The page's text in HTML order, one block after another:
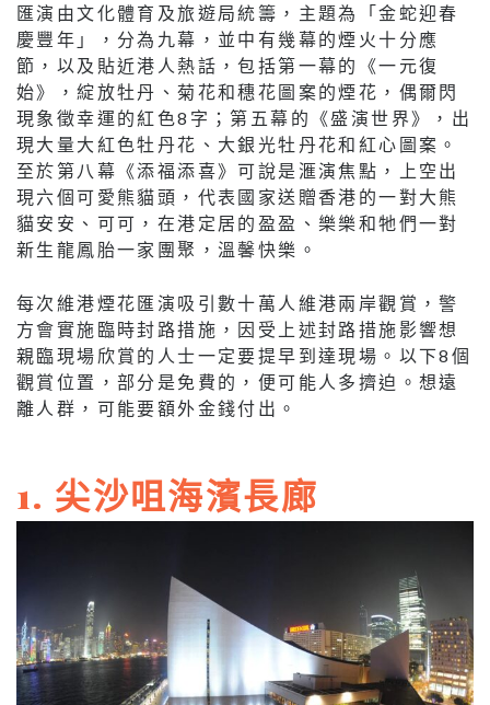
匯演由文化體育及旅遊局統籌，主題為「金蛇迎春
慶豐年」，分為九幕，並中有幾幕的煙火十分應
節，以及貼近港人熱話，包括第一幕的《一元復
始》，綻放牡丹、菊花和穗花圖案的煙花，偶爾閃
現象徵幸運的紅色8字；第五幕的《盛演世界》，出
現大量大紅色牡丹花、大銀光牡丹花和紅心圖案。
至於第八幕《添福添喜》可說是滙演焦點，上空出
現六個可愛熊貓頭，代表國家送贈香港的一對大熊
貓安安、可可，在港定居的盈盈、樂樂和牠們一對
新生龍鳳胎一家團聚，溫馨快樂。
每次維港煙花匯演吸引數十萬人維港兩岸觀賞，警
方會實施臨時封路措施，因受上述封路措施影響想
親臨現場欣賞的人士一定要提早到達現場。以下8個
觀賞位置，部分是免費的，便可能人多擠迫。想遠
離人群，可能要額外金錢付出。
1. 尖沙咀海濱長廊